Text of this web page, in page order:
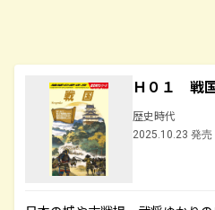
Ｈ０１ 戦
歴史時代
2025.10.23 発売